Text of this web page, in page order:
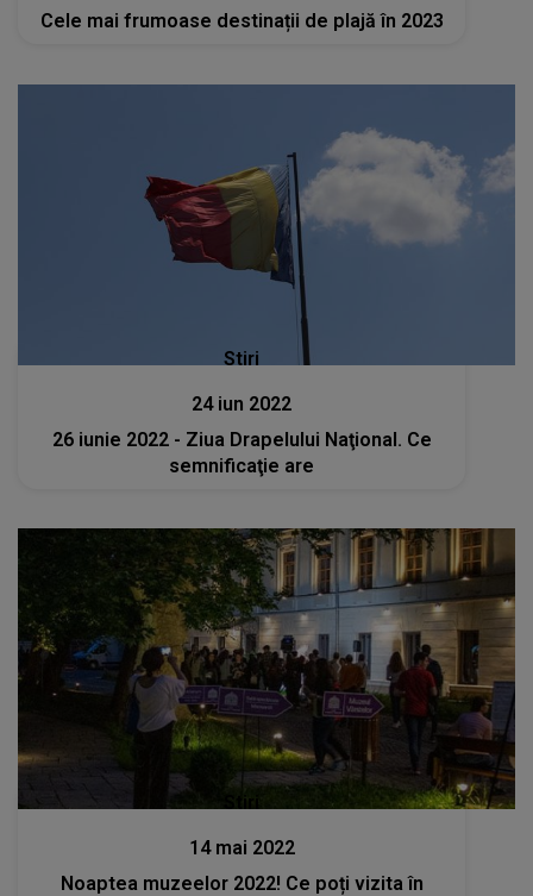
Cele mai frumoase destinații de plajă în 2023
Stiri
24 iun 2022
26 iunie 2022 - Ziua Drapelului Naţional. Ce
semnificaţie are
Stiri
14 mai 2022
Noaptea muzeelor 2022! Ce poți vizita în